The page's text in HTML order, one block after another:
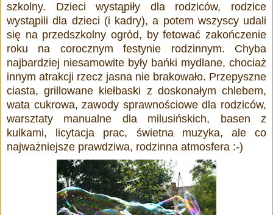
szkolny. Dzieci wystąpiły dla rodziców, rodzice
wystąpili dla dzieci (i kadry), a potem wszyscy udali
się na przedszkolny ogród, by fetować zakończenie
roku na corocznym festynie rodzinnym. Chyba
najbardziej niesamowite były bańki mydlane, chociaż
innym atrakcji rzecz jasna nie brakowało. Przepyszne
ciasta, grillowane kiełbaski z doskonałym chlebem,
wata cukrowa, zawody sprawnościowe dla rodziców,
warsztaty manualne dla milusińskich, basen z
kulkami, licytacja prac, świetna muzyka, ale co
najważniejsze prawdziwa, rodzinna atmosfera :-)